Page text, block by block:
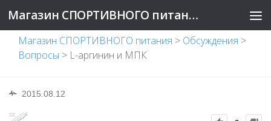
Магазин СПОРТИВНОГО питания
Магазин СПОРТИВНОГО питания > Обсуждения >
Вопросы > L-аргинин и МПК
2015.08.12